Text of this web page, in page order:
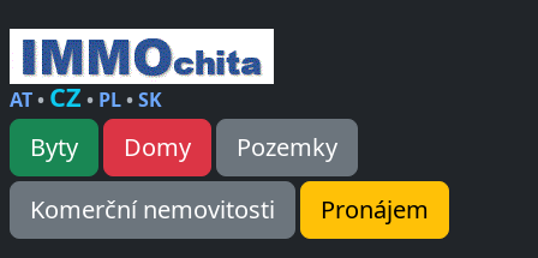
AT• CZ • PL•SK
Byty Domy
Pozemky
Komerční nemovitosti
Pronájem